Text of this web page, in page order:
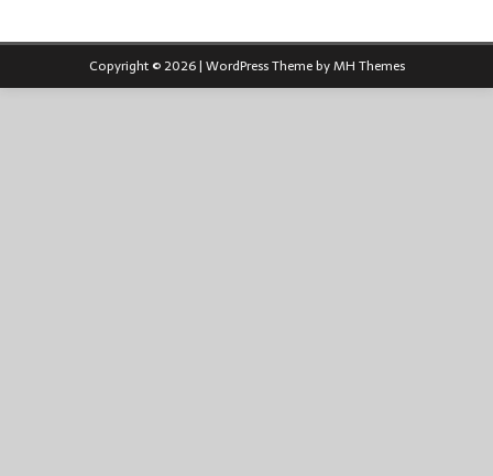
Copyright © 2026 | WordPress Theme byMH Themes